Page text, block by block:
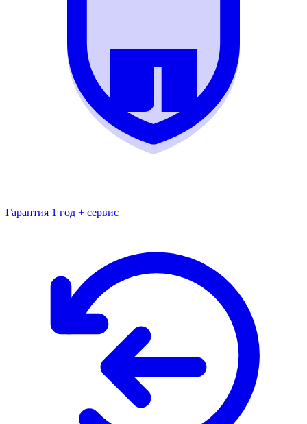
Гарантия 1 год + сервис